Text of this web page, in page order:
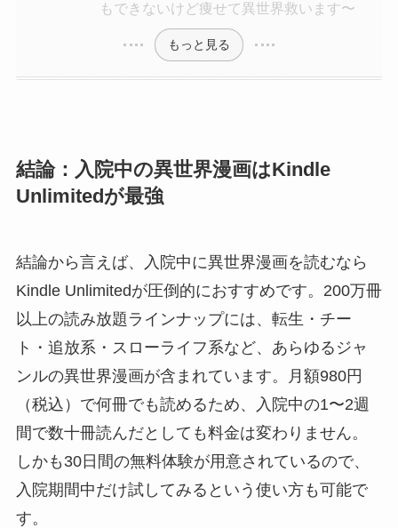
もできないけど痩せて異世界救います〜
もっと見る
結論：入院中の異世界漫画はKindle
Unlimitedが最強
結論から言えば、入院中に異世界漫画を読むなら
Kindle Unlimitedが圧倒的におすすめです。200万冊
以上の読み放題ラインナップには、転生・チー
ト・追放系・スローライフ系など、あらゆるジャ
ンルの異世界漫画が含まれています。月額980円
（税込）で何冊でも読めるため、入院中の1〜2週
間で数十冊読んだとしても料金は変わりません。
しかも30日間の無料体験が用意されているので、
入院期間中だけ試してみるという使い方も可能で
す。